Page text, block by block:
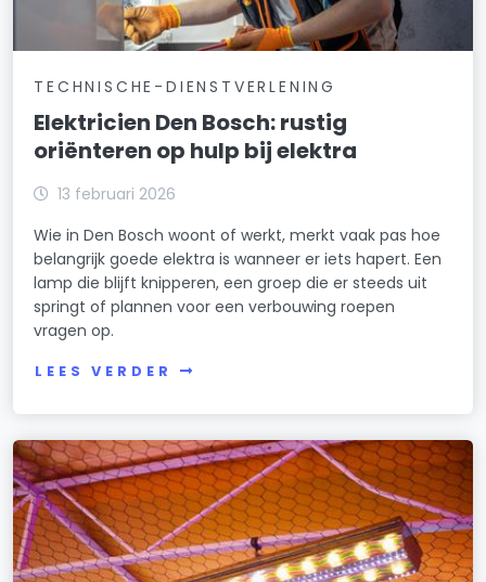
TECHNISCHE-DIENSTVERLENING
Elektricien Den Bosch: rustig
oriënteren op hulp bij elektra
13 februari 2026
Wie in Den Bosch woont of werkt, merkt vaak pas hoe
belangrijk goede elektra is wanneer er iets hapert. Een
lamp die blijft knipperen, een groep die er steeds uit
springt of plannen voor een verbouwing roepen
vragen op.
LEES VERDER